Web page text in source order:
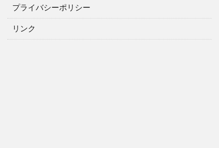
プライバシーポリシー
リンク